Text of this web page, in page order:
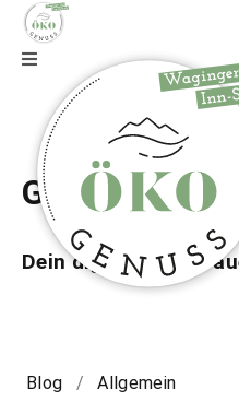
Zur Webseite
Gfrei di auf
Dein digitaler Bio-
Blog / Allgemein